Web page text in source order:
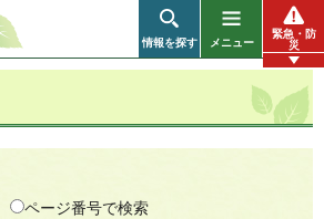
情報を探す メニュー
緊急・防
災
ページ番号で検索